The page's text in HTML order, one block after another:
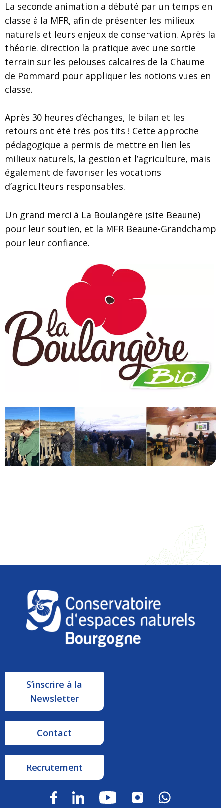
La seconde animation a débuté par un temps en
classe à la MFR, afin de présenter les milieux
naturels et leurs enjeux de conservation. Après la
théorie, direction la pratique avec une sortie
terrain sur les pelouses calcaires de la Chaume
de Pommard pour appliquer les notions vues en
classe.
Après 30 heures d’échanges, le bilan et les
retours ont été très positifs ! Cette approche
pédagogique a permis de mettre en lien les
milieux naturels, la gestion et l’agriculture, mais
également de favoriser les vocations
d’agriculteurs responsables.
Un grand merci à La Boulangère (site Beaune)
pour leur soutien, et la MFR Beaune-Grandchamp
pour leur confiance.
S’inscrire à la
Newsletter
Contact
Recrutement